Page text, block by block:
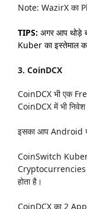
Note: WazirX का
TIPS: अगर आप थोड़े
Kuber का इस्तेमाल
3. CoinDCX
CoinDCX भी एक
CoinDCX में भी
इसका आप Android
CoinSwitch
Cryptocurrencies
होता है।
CoinDCX का 2